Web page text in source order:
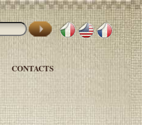
CONTACTS